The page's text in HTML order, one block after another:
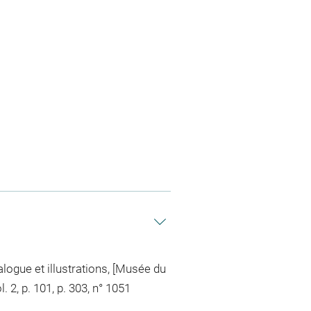
et illustrations, [Musée du
p. 101, p. 303, n° 1051